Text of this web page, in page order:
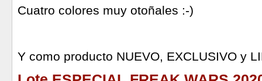
Cuatro colores muy otoñales :-)
Y como producto NUEVO, EXCLUSIVO y